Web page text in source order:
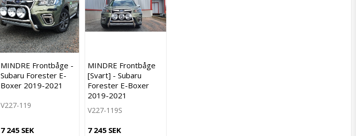
MINDRE Frontbåge -
Subaru Forester E-
Boxer 2019-2021
V227-119
7 245 SEK
MINDRE Frontbåge
[Svart] - Subaru
Forester E-Boxer
2019-2021
V227-119S
7 245 SEK